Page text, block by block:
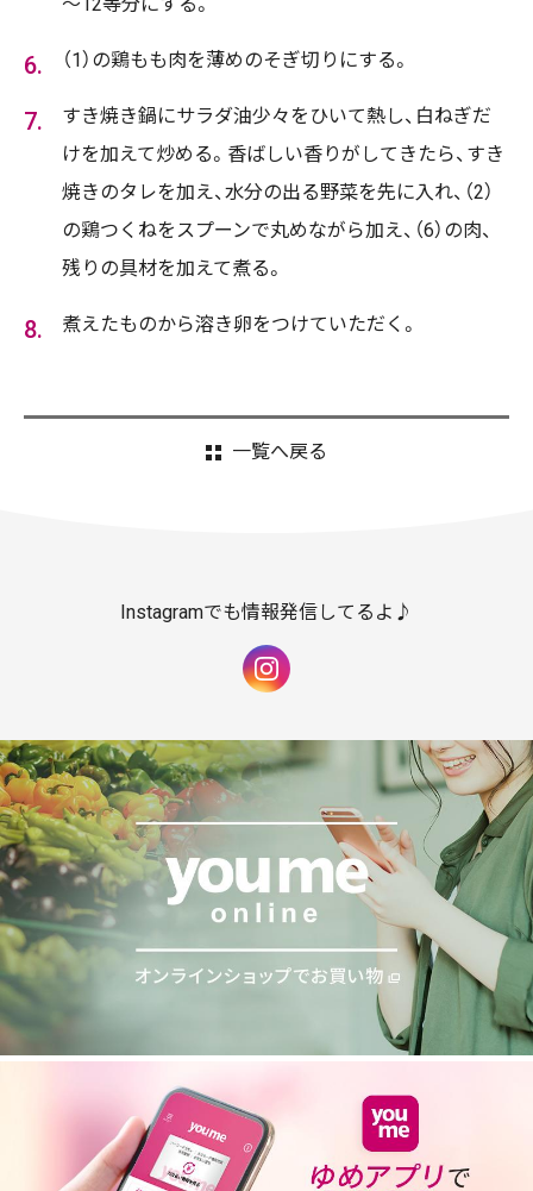
（1）の鶏もも肉を薄めのそぎ切りにする。
すき焼き鍋にサラダ油少々をひいて熱し、白ねぎだ
けを加えて炒める。香ばしい香りがしてきたら、すき
焼きのタレを加え、水分の出る野菜を先に入れ、（2）
の鶏つくねをスプーンで丸めながら加え、（6）の肉、
残りの具材を加えて煮る。
煮えたものから溶き卵をつけていただく。
一覧へ戻る
Instagramでも情報発信してるよ♪